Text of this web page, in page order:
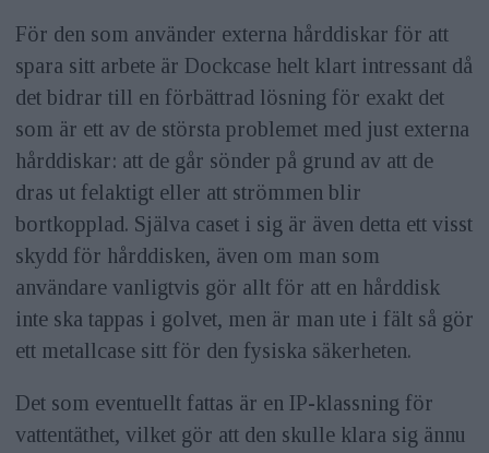
För den som använder externa hårddiskar för att
spara sitt arbete är Dockcase helt klart intressant då
det bidrar till en förbättrad lösning för exakt det
som är ett av de största problemet med just externa
hårddiskar: att de går sönder på grund av att de
dras ut felaktigt eller att strömmen blir
bortkopplad. Själva caset i sig är även detta ett visst
skydd för hårddisken, även om man som
användare vanligtvis gör allt för att en hårddisk
inte ska tappas i golvet, men är man ute i fält så gör
ett metallcase sitt för den fysiska säkerheten.
Det som eventuellt fattas är en IP-klassning för
vattentäthet, vilket gör att den skulle klara sig ännu